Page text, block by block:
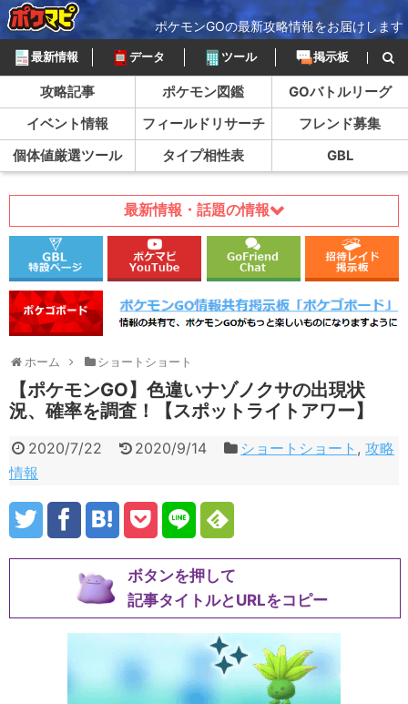
ポケモンGOの最新攻略情報をお届けします
最新情報 データ ツール 掲示板
攻略記事 ポケモン図鑑
GOバトルリーグ
イベント情報
フィールドリサーチ
フレンド募集
個体値厳選ツール
タイプ相性表 GBL
最新情報・話題の情報
ホーム ショートショート
【ポケモンGO】色違いナゾノクサの出現状
況、確率を調査！【スポットライトアワー】
2020/7/22 2020/9/14 ショートショート ,攻略
情報
ボタンを押して
記事タイトルとURLをコピー